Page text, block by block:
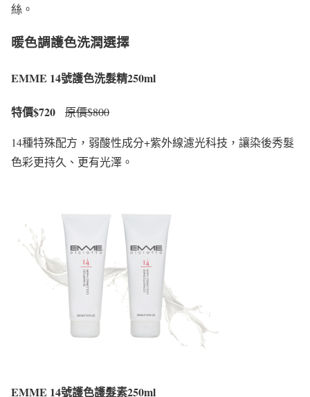
絲。
暖色調護色洗潤選擇
EMME 14號護色洗髮精250ml
特價$720 原價$800
14種特殊配方，弱酸性成分+紫外線濾光科技，讓染後秀髮
色彩更持久、更有光澤。
EMME 14號護色護髮素250ml